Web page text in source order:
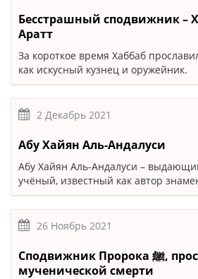
Бесстрашный сподвижник –
Аратт
За короткое время Хаббаб
как искусный кузнец и оружейник.
2 Декабрь 2021
Абу Хайян Аль-Андалуси
Абу Хайян Аль-Андалуси –
учёный, известный как автор
26 Ноябрь 2021
Сподвижник Пророка ﷺ, просивший Аллаха о
мученической смерти